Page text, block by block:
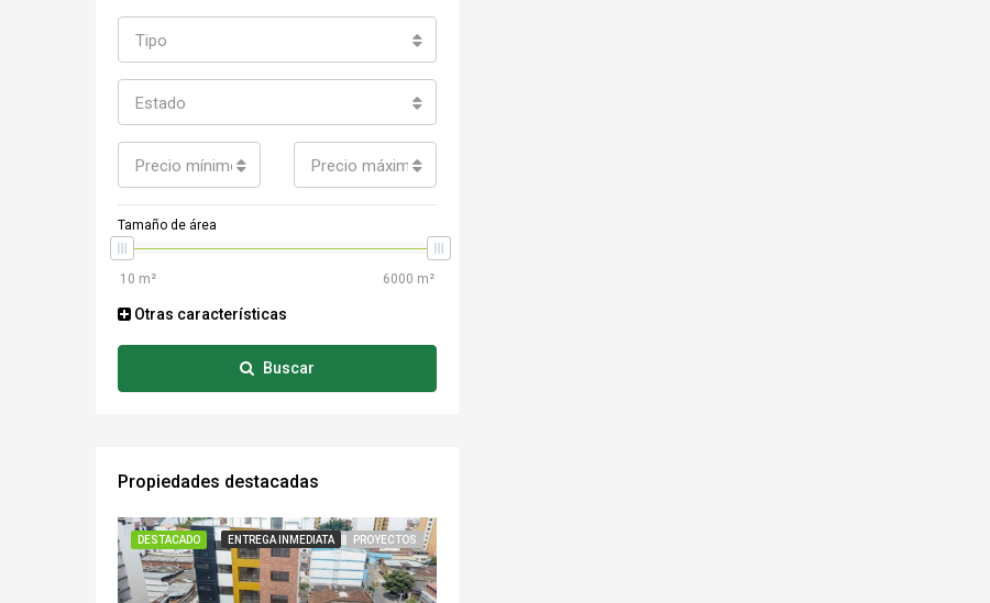
Tipo
Estado
Precio mínimo Precio máximo
Tamaño de área
Otras características
Buscar
Propiedades destacadas
DESTACADO ENTREGA INMEDIATA PROYECTOS